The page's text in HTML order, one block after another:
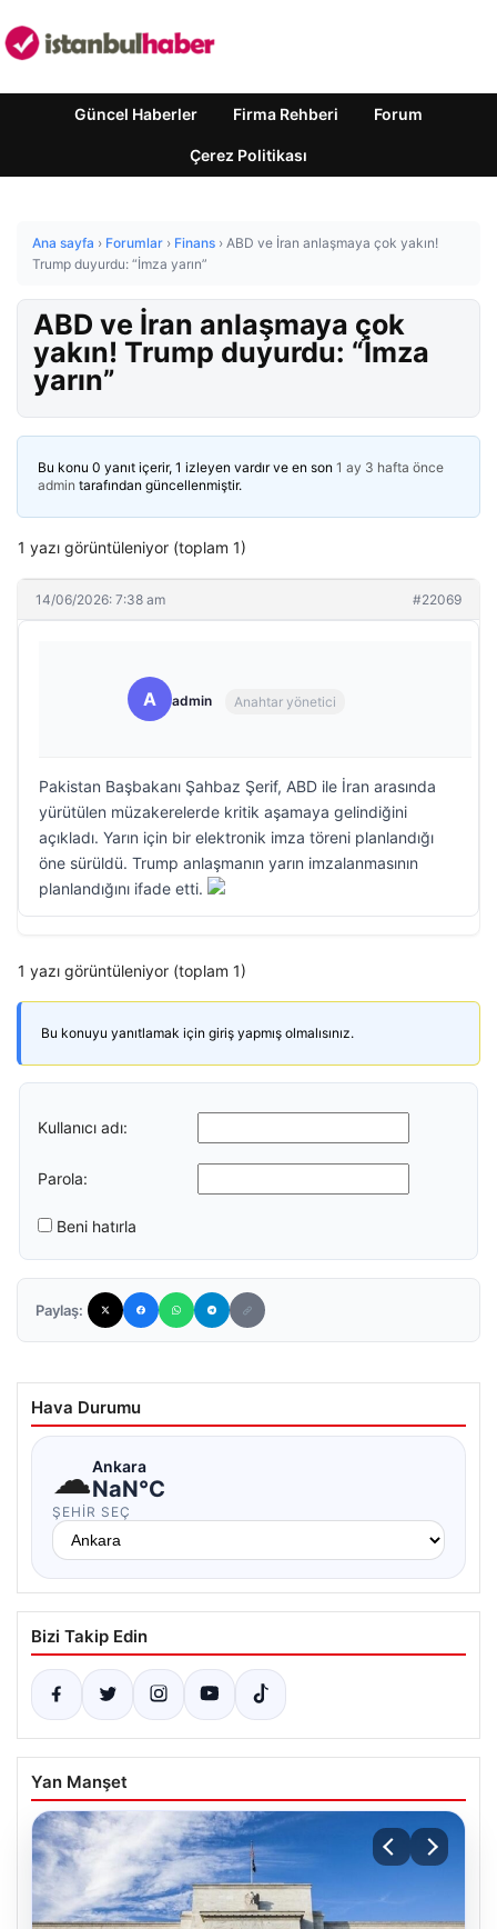
Güncel Haberler Firma Rehberi Forum
Çerez Politikası
Ana sayfa › Forumlar › Finans › ABD ve İran anlaşmaya çok yakın!
Trump duyurdu: “İmza yarın”
ABD ve İran anlaşmaya çok
yakın! Trump duyurdu: “İmza
yarın”
Bu konu 0 yanıt içerir, 1 izleyen vardır ve en son 1 ay 3 hafta önce
admin tarafından güncellenmiştir.
1 yazı görüntüleniyor (toplam 1)
14/06/2026: 7:38 am #22069
A admin Anahtar yönetici
Pakistan Başbakanı Şahbaz Şerif, ABD ile İran arasında
yürütülen müzakerelerde kritik aşamaya gelindiğini
açıkladı. Yarın için bir elektronik imza töreni planlandığı
öne sürüldü. Trump anlaşmanın yarın imzalanmasının
planlandığını ifade etti.
1 yazı görüntüleniyor (toplam 1)
Bu konuyu yanıtlamak için giriş yapmış olmalısınız.
Kullanıcı adı:
Parola:
Beni hatırla
Paylaş:
Hava Durumu
☁Ankara
NaN°C
ŞEHIR SEÇ
Bizi Takip Edin
Yan Manşet